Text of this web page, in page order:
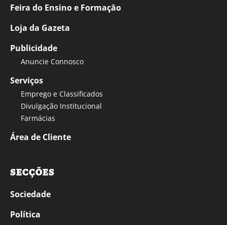
Feira do Ensino e Formação
Loja da Gazeta
Publicidade
Anuncie Connosco
Serviços
Emprego e Classificados
Divulgação Institucional
Farmácias
Área de Cliente
SECÇÕES
Sociedade
Política